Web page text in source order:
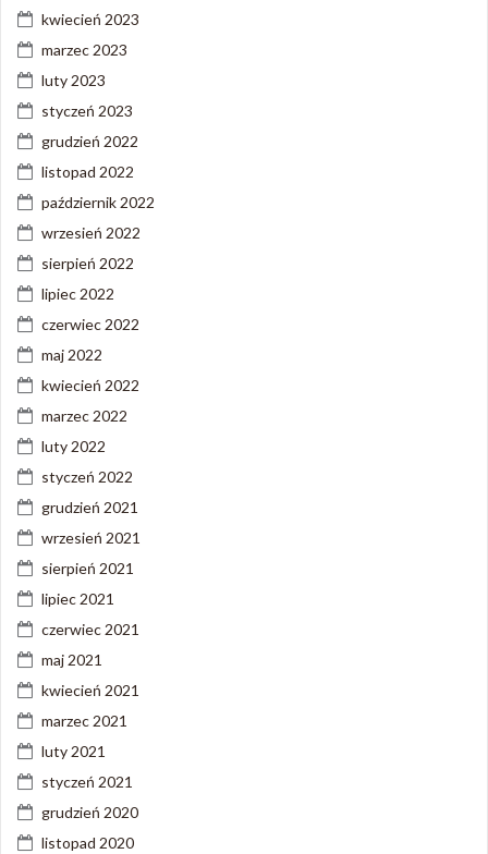
kwiecień 2023
marzec 2023
luty 2023
styczeń 2023
grudzień 2022
listopad 2022
październik 2022
wrzesień 2022
sierpień 2022
lipiec 2022
czerwiec 2022
maj 2022
kwiecień 2022
marzec 2022
luty 2022
styczeń 2022
grudzień 2021
wrzesień 2021
sierpień 2021
lipiec 2021
czerwiec 2021
maj 2021
kwiecień 2021
marzec 2021
luty 2021
styczeń 2021
grudzień 2020
listopad 2020